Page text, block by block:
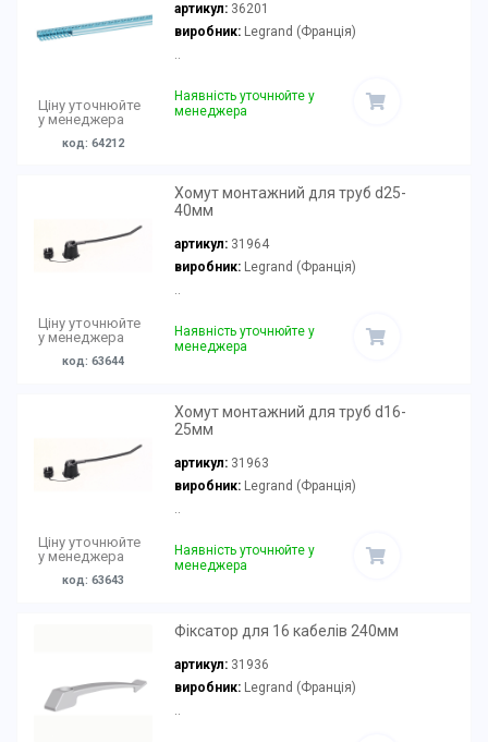
Ціну уточнюйте
у менеджера
код: 64212
артикул: 36201
виробник:Legrand (Франція)
..
Наявність уточнюйте у
менеджера
Ціну уточнюйте
у менеджера
код: 63644
Хомут монтажний для труб d25-
40мм
артикул: 31964
виробник:Legrand (Франція)
..
Наявність уточнюйте у
менеджера
Ціну уточнюйте
у менеджера
код: 63643
Хомут монтажний для труб d16-
25мм
артикул: 31963
виробник:Legrand (Франція)
..
Наявність уточнюйте у
менеджера
Фіксатор для 16 кабелів 240мм
артикул: 31936
виробник:Legrand (Франція)
..